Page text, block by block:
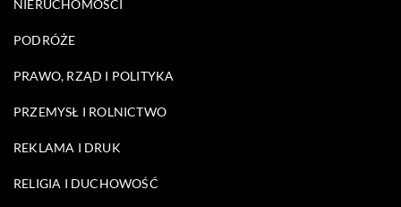
NIERUCHOMOŚCI
PODRÓŻE
PRAWO, RZĄD I POLITYKA
PRZEMYSŁ I ROLNICTWO
REKLAMA I DRUK
RELIGIA I DUCHOWOŚĆ